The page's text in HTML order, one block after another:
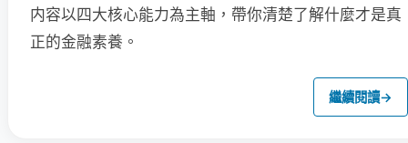
内容以四大核心能力為主軸，帶你清楚了解什麼才是真
正的金融素養。
繼續閱讀→